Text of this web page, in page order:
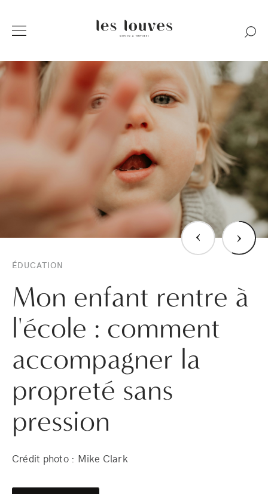
ÉDUCATION
Mon enfant rentre à
l'école : comment
accompagner la
propreté sans
pression
Crédit photo : Mike Clark
› ›